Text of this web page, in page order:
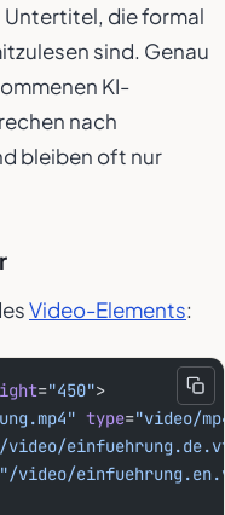
die formal
sind. Genau
KI-
nach
bleiben oft nur
Video-Elements:
="450">
type="video/
video/
"/video/